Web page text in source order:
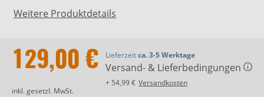
Weitere Produktdetails
129,00 €
inkl. gesetzl. MwSt.
Lieferzeitca. 3-5 Werktage
Versand- & Lieferbedingungen
+ 54,99 € Versandkosten